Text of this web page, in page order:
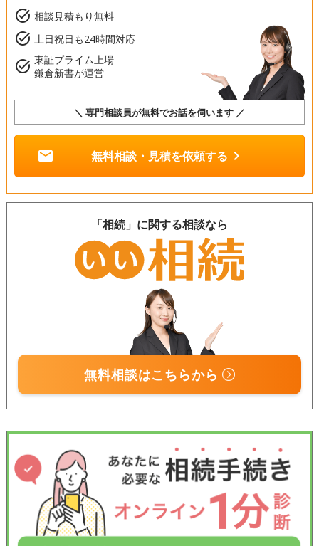
task_alt 相談見積もり無料
task_alt 土日祝日も24時間対応
task_alt 東証プライム上場
鎌倉新書が運営
＼ 専門相談員が無料でお話を伺います ／
mail 無料相談・見積を依頼する chevron_right
「相続」に関する相談なら
無料相談はこちらから